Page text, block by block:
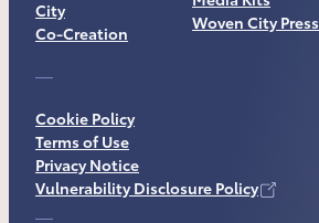
City
Co-Creation
Woven City Press
Cookie Policy
Terms of Use
Privacy Notice
Vulnerability Disclosure Policy